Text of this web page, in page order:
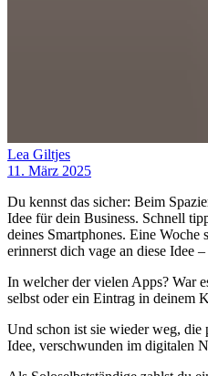
Lea Giltjes
11. März 2025
Du kennst das sicher: Beim
Idee für dein Business. Schnell
deines Smartphones. Eine Woche
erinnerst dich vage an diese Idee
In welcher der vielen Apps? War
selbst oder ein Eintrag in deinem
Und schon ist sie wieder weg, die
Idee, verschwunden im digitalen